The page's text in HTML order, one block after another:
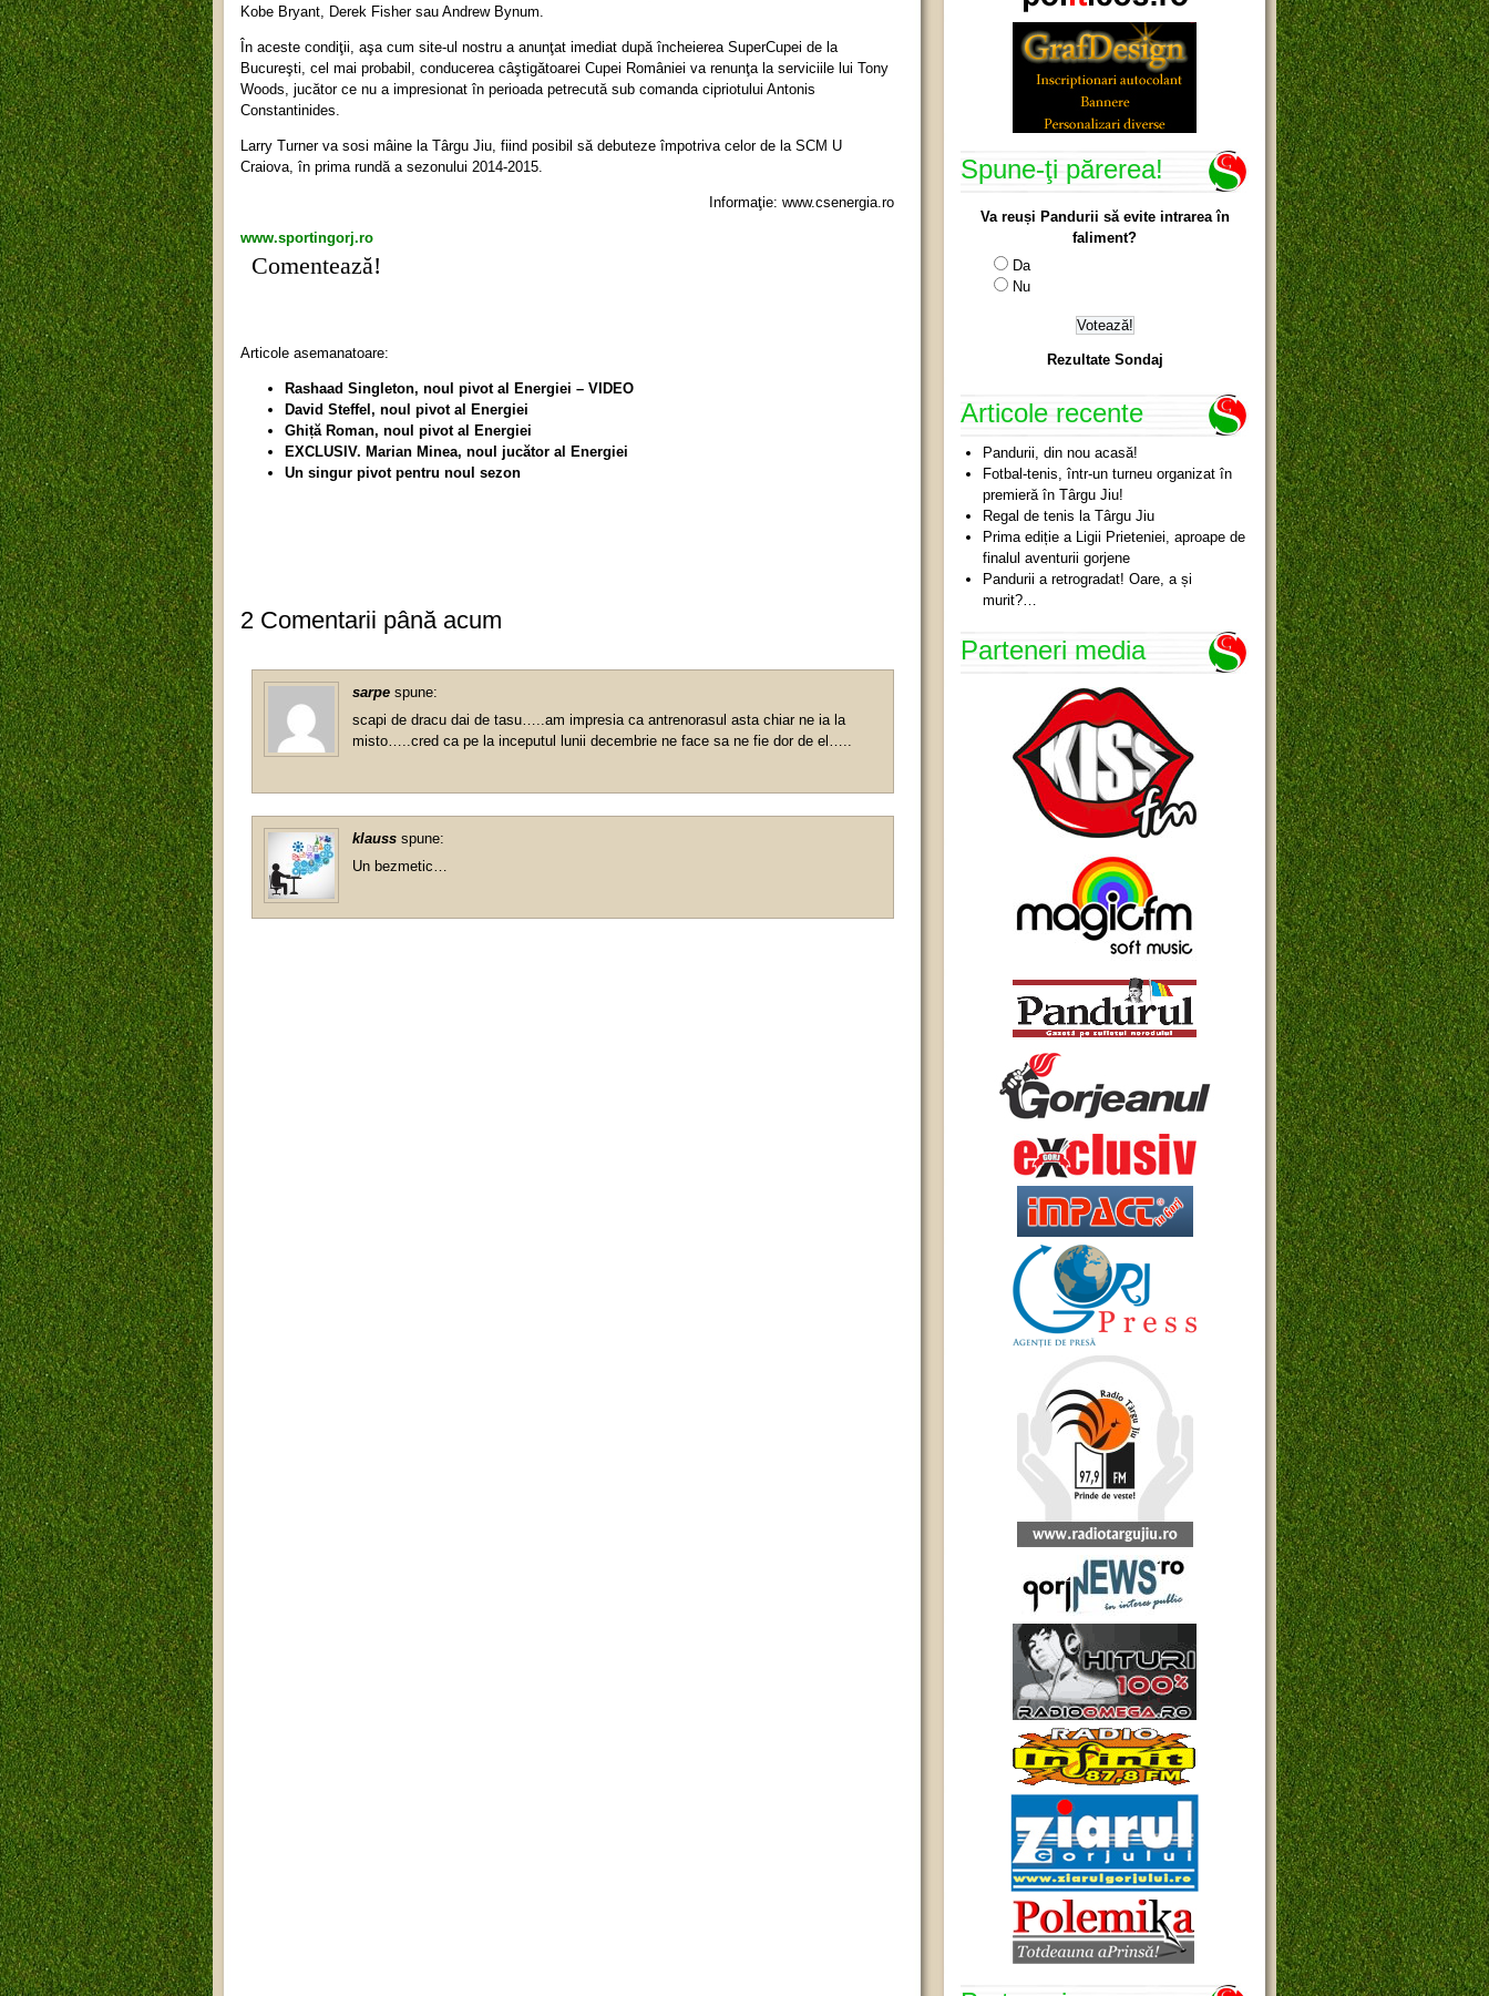
Kobe Bryant, Derek Fisher sau Andrew Bynum.
În aceste condiţii, aşa cum site-ul nostru a anunţat imediat după încheierea SuperCupei de la
Bucureşti, cel mai probabil, conducerea câştigătoarei Cupei României va renunţa la serviciile lui Tony
Woods, jucător ce nu a impresionat în perioada petrecută sub comanda cipriotului Antonis
Constantinides.
Larry Turner va sosi mâine la Târgu Jiu, fiind posibil să debuteze împotriva celor de la SCM U
Craiova, în prima rundă a sezonului 2014-2015.
Informaţie: www.csenergia.ro
www.sportingorj.ro
Comentează!
Articole asemanatoare:
Rashaad Singleton, noul pivot al Energiei – VIDEO
David Steffel, noul pivot al Energiei
Ghiță Roman, noul pivot al Energiei
EXCLUSIV. Marian Minea, noul jucător al Energiei
Un singur pivot pentru noul sezon
2 Comentarii până acum
sarpe spune:
scapi de dracu dai de tasu…..am impresia ca antrenorasul asta chiar ne ia la
misto…..cred ca pe la inceputul lunii decembrie ne face sa ne fie dor de el…..
klauss spune:
Un bezmetic…
Spune-ţi părerea!
Va reuși Pandurii să evite intrarea în
faliment?
Da
Nu
Rezultate Sondaj
Articole recente
Pandurii, din nou acasă!
Fotbal-tenis, într-un turneu organizat în
premieră în Târgu Jiu!
Regal de tenis la Târgu Jiu
Prima ediție a Ligii Prieteniei, aproape de
finalul aventurii gorjene
Pandurii a retrogradat! Oare, a și
murit?…
Parteneri media